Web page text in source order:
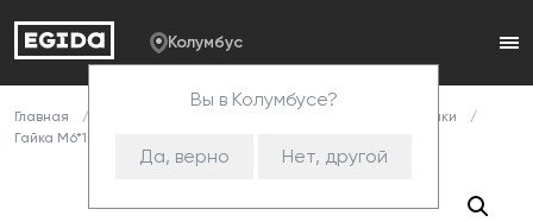
Колумбус
Вы в Колумбусе?
Да, верно Нет, другой
Главная
Гайки
Гайка М6*10 стяжная глухая цинк